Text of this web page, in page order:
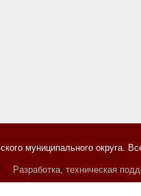
муниципального округа.
Разработка, техническая